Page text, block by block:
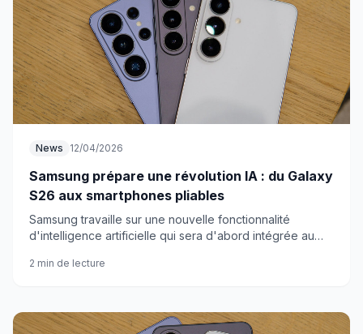
News 12/04/2026
Samsung prépare une révolution IA : du Galaxy
S26 aux smartphones pliables
Samsung travaille sur une nouvelle fonctionnalité
d'intelligence artificielle qui sera d'abord intégrée au
smartphones pliables. Cette innovation marquera une
2 min de lecture